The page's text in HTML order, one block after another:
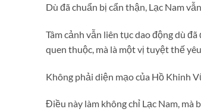
Dù đã chuẩn bị cẩn thận, Lạc Nam
Tâm cảnh vẫn liên tục dao động dù
quen thuộc, mà là một vị tuyệt thế
Không phải diện mạo của Hồ Khinh
Điều này làm không chỉ Lạc Nam, mà